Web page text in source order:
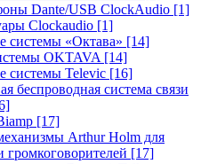
Dante/USB ClockAudio [1]
Clockaudio [1]
«Октава» [14]
OKTAVA [14]
системы Televic [16]
беспроводная система связи
[17]
Arthur Holm для
[17]